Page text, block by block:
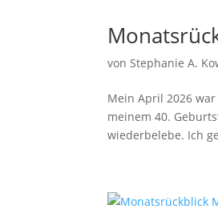
vonStephanie A.
Mein April 2026
meinem 40.
wiederbelebe. Ich